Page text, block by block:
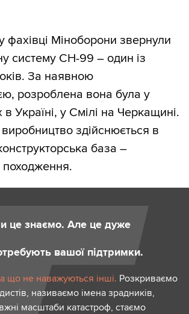
фахівці Міноборони звернули
систему СН-99 – один із
За наявною
розроблена вона була у
Україні, у Смілі на Черкащині.
здійснюється в
база –
походження.
це знаємо. Але це дуже
вашої підтримки.
що не наважуються інші. Розкриваємо
називаємо імена зрадників,
масштаби катастроф, стаємо